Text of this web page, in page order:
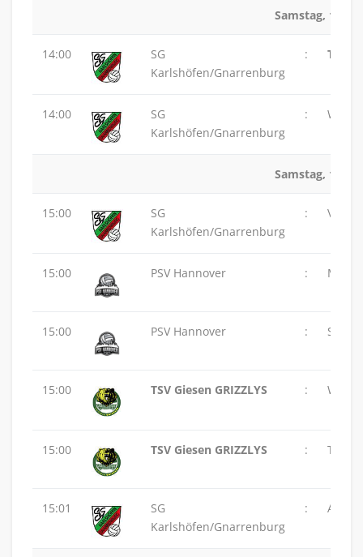
Samstag,
14:00
SG
Karlshöfen/Gnarrenburg
: TSV
14:00
SG
Karlshöfen/Gnarrenburg
:
Samstag,
15:00
SG
Karlshöfen/Gnarrenburg
: VSG
15:00 PSV Hannover : MTV
15:00 PSV Hannover : SVG
15:00 TSV Giesen GRIZZLYS :
15:00 TSV Giesen GRIZZLYS : TuS
15:01
SG
Karlshöfen/Gnarrenburg
: ASC